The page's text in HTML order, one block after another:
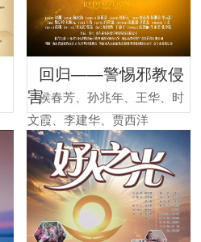
回归——警惕邪教侵
害侯春芳、孙兆年、王华、时
文霞、李建华、贾西洋